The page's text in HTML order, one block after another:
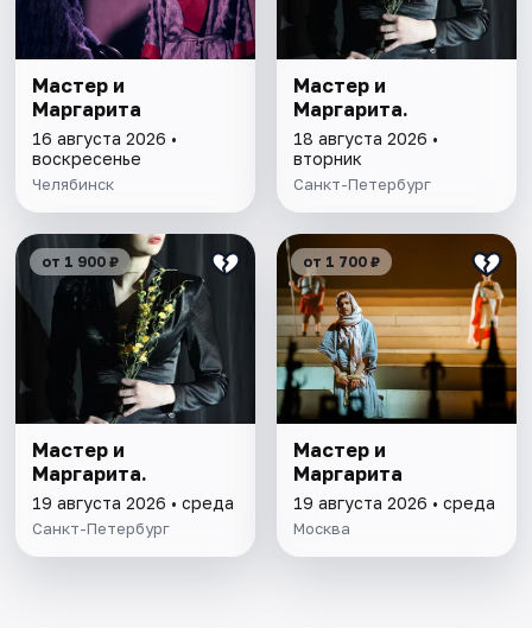
Мастер и
Маргарита
16 августа 2026 •
воскресенье
Челябинск
Мастер и
Маргарита.
18 августа 2026 •
вторник
Санкт-Петербург
от 1 900 ₽
Мастер и
Маргарита.
19 августа 2026 • среда
Санкт-Петербург
от 1 700 ₽
Мастер и
Маргарита
19 августа 2026 • среда
Москва